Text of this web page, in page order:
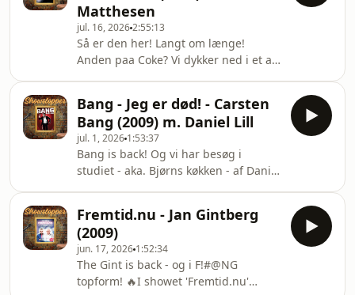
abe?- Hvor fede er vikinger lige?Og
meget mere.God fornøjelse. Bjørn
&amp; Søren Du kan streame en
kortere version af Upolitisk Korrekt
version (hmmm) på Michaels egen
YouTube kanal he
Matthesen
jul. 16, 20262:55:13
Så er den her! Langt om længe!
Anden paa Coke? Vi dykker ned i et af
vanlig vis - Anders med på lyd!Rigtig
god fornøjelse 🫶Bjørn &amp;
SørenDu kan streame Anden Paa
Coke?
her:https://anden.dk/shows/anden-
paa-coke/ Hosted on Acast. See
acast.com/privacy for more
information.
Bang - Jeg er død! - Carsten
Bang (2009) m. Daniel Lill
jul. 1, 2026 1:53:37
Bang is back! Og vi har besøg i
studiet - aka. Bjørns køkken - af Daniel
billigt over Storebælt. Og så fordi, han
er den helt rigtige til at sludre om
Carsten Bang og hans 'Bang! Jeg er
død'-show. Daniel Lill laver show på
årets UP Festival. Billetter kan findes
Fremtid.nu - Jan Gintberg
(2009)
jun. 17, 2026 1:52:34
The Gint is back - og i F!#@NG
topform! 🔥I showet 'Fremtid.nu'